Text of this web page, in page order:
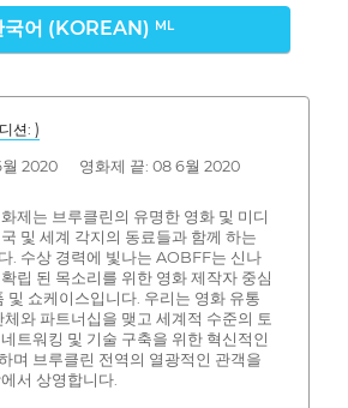
국어 (KOREAN) ML
션: )
월 2020 영화제 끝: 08 6월 2020
제는 브루클린의 유명한 영화 및 미디
및 세계 각지의 동료들과 함께 하는
. 수상 경력에 빛나는 AOBFF는 신나
립 된 목소리를 위한 영화 제작자 중심
및 쇼케이스입니다. 우리는 영화 유통
체와 파트너십을 맺고 세계적 수준의 토
트워킹 및 기술 구축을 위한 혁신적인
며 브루클린 전역의 열광적인 관객을
서 상영합니다.